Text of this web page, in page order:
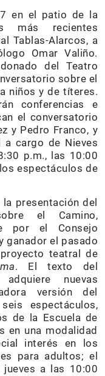
en el patio de la
más recientes
Tablas-Alarcos, a
Omar Valiño.
del Teatro
sobre el
niños y de títeres.
conferencias e
el conversatorio
y Pedro Franco, y
a cargo de Nieves
p.m., las 10:00
espectáculos de
presentación del
el Camino,
por el Consejo
ganador el pasado
teatral de
. El texto del
nuevas
versión del
espectáculos,
de la Escuela de
en una modalidad
interés en los
para adultos; el
a las 10:00